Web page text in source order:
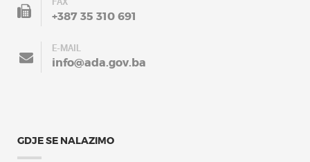
+387 35 310 691
E-MAIL
info@ada.gov.ba
GDJE SE NALAZIMO